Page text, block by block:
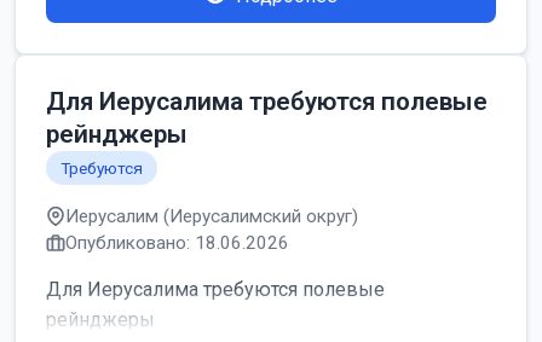
Для Иерусалима требуются полевые
рейнджеры
Требуются
Иерусалим (Иерусалимский округ)
Опубликовано: 18.06.2026
Для Иерусалима требуются полевые
рейнджеры